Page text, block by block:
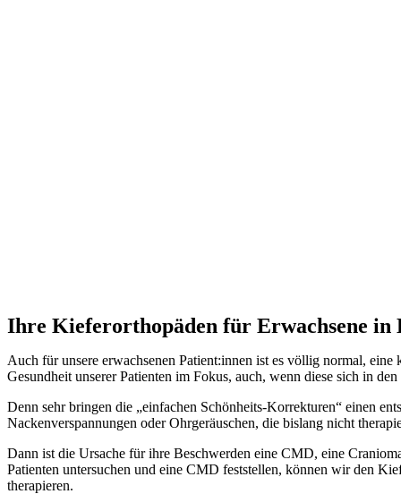
Ihre Kieferorthopäden für Erwachsene in
Auch für unsere erwachsenen Patient:innen ist es völlig normal,
Gesundheit unserer Patienten im Fokus, auch, wenn diese sich in
Denn sehr bringen die „einfachen Schönheits-Korrekturen“ einen
Nackenverspannungen oder Ohrgeräuschen, die bislang nicht
Dann ist die Ursache für ihre Beschwerden eine CMD, eine
Patienten untersuchen und eine CMD feststellen, können wir den
therapieren.